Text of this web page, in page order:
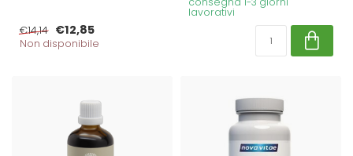
€14,14 €12,85
Non disponibile
lavorativi